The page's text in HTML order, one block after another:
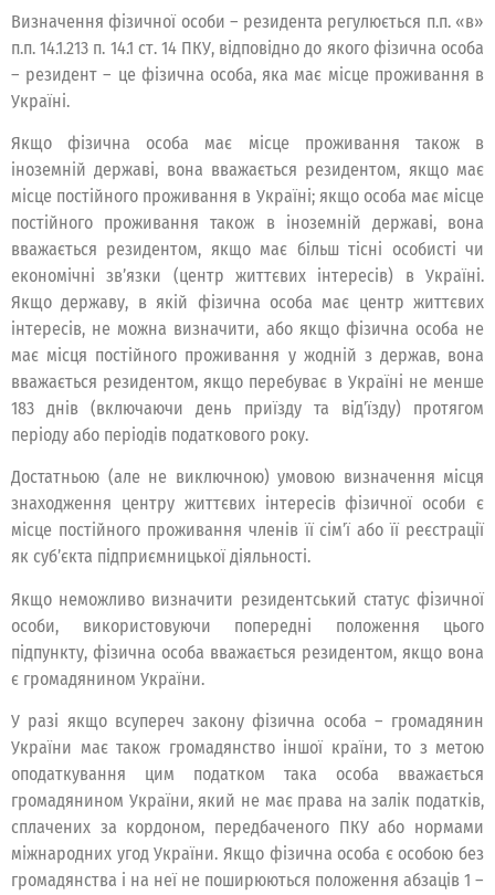
Визначення фізичної особи – резидента регулюється п.п. «в»
п.п. 14.1.213 п. 14.1 ст. 14 ПКУ, відповідно до якого фізична особа
– резидент – це фізична особа, яка має місце проживання в
Україні.
Якщо фізична особа має місце проживання також в
іноземній державі, вона вважається резидентом, якщо має
місце постійного проживання в Україні; якщо особа має місце
постійного проживання також в іноземній державі, вона
вважається резидентом, якщо має більш тісні особисті чи
економічні зв’язки (центр життєвих інтересів) в Україні.
Якщо державу, в якій фізична особа має центр життєвих
інтересів, не можна визначити, або якщо фізична особа не
має місця постійного проживання у жодній з держав, вона
вважається резидентом, якщо перебуває в Україні не менше
183 днів (включаючи день приїзду та від’їзду) протягом
періоду або періодів податкового року.
Достатньою (але не виключною) умовою визначення місця
знаходження центру життєвих інтересів фізичної особи є
місце постійного проживання членів її сім’ї або її реєстрації
як суб’єкта підприємницької діяльності.
Якщо неможливо визначити резидентський статус фізичної
особи, використовуючи попередні положення цього
підпункту, фізична особа вважається резидентом, якщо вона
є громадянином України.
У разі якщо всупереч закону фізична особа – громадянин
України має також громадянство іншої країни, то з метою
оподаткування цим податком така особа вважається
громадянином України, який не має права на залік податків,
сплачених за кордоном, передбаченого ПКУ або нормами
міжнародних угод України. Якщо фізична особа є особою без
громадянства і на неї не поширюються положення абзаців 1 –